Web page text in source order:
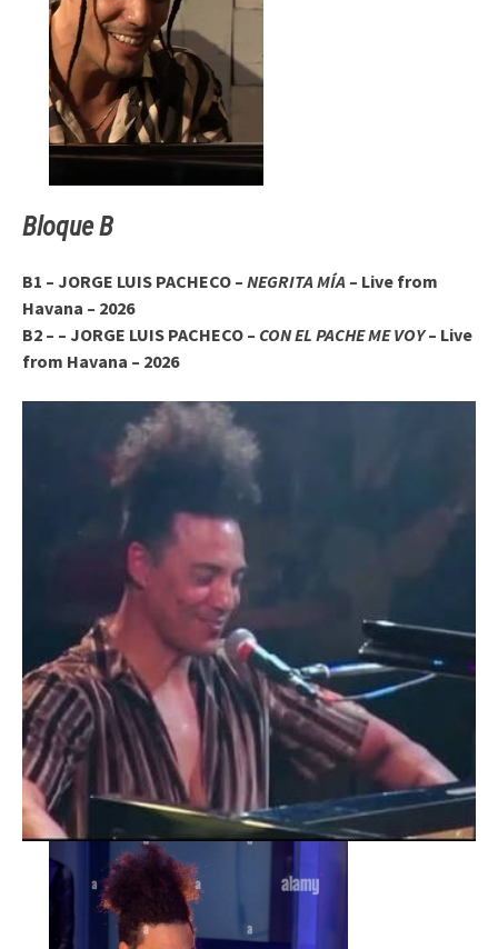
Bloque B
B1 – JORGE LUIS PACHECO – NEGRITA MÍA – Live from
Havana – 2026
B2 – – JORGE LUIS PACHECO – CON EL PACHE ME VOY– Live
from Havana – 2026